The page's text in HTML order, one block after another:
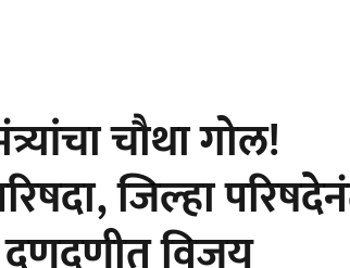
चौथा गोल!
जिल्हा